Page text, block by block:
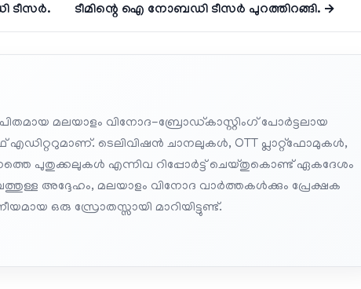
ടീസർ.
ടീമിന്റെ ഐ നോബഡി ടീസർ പുറത്തിറങ്ങി. →
മലയാളം വിനോദ-ബ്രോഡ്കാസ്റ്റിംഗ് പോർട്ടലായ
എഡിറ്ററുമാണ്. ടെലിവിഷൻ ചാനലുകൾ, OTT പ്ലാറ്റ്‌ഫോമുകൾ,
പുതുക്കലുകൾ എന്നിവ റിപ്പോർട്ട് ചെയ്തുകൊണ്ട് ഏകദേശം
അദ്ദേഹം, മലയാളം വിനോദ വാർത്തകൾക്കും പ്രേക്ഷക
ഒരു സ്രോതസ്സായി മാറിയിട്ടുണ്ട്.